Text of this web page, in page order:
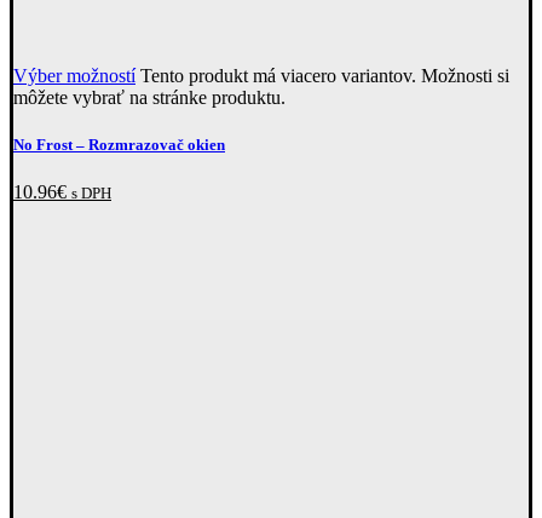
Výber možností Tento produkt má viacero variantov. Možnosti si
môžete vybrať na stránke produktu.
No Frost –⁠ Rozmrazovač okien
10.96€ s DPH